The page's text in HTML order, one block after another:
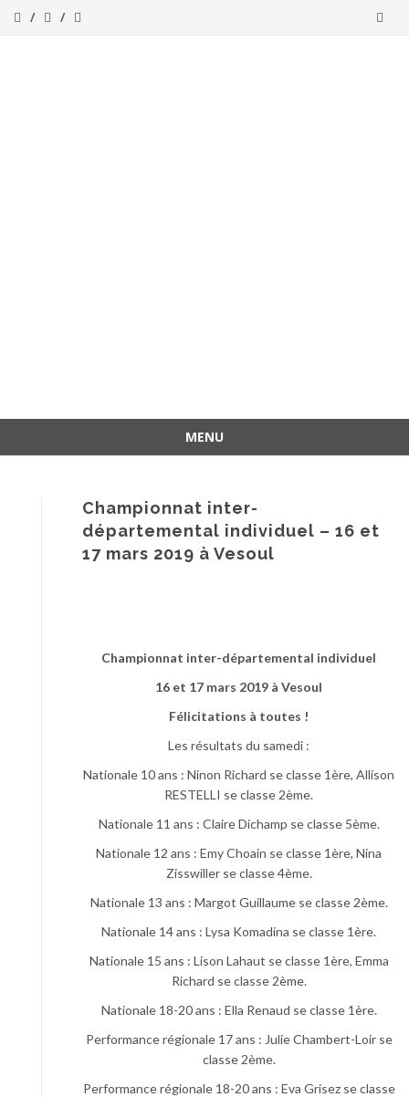
MENU
Championnat inter-
départemental individuel – 16 et
17 mars 2019 à Vesoul
Championnat inter-départemental individuel
16 et 17 mars 2019 à Vesoul
Félicitations à toutes !
Les résultats du samedi :
Nationale 10 ans : Ninon Richard se classe 1ère, Allison
RESTELLI se classe 2ème.
Nationale 11 ans : Claire Dichamp se classe 5ème.
Nationale 12 ans : Emy Choain se classe 1ère, Nina
Zisswiller se classe 4ème.
Nationale 13 ans : Margot Guillaume se classe 2ème.
Nationale 14 ans : Lysa Komadina se classe 1ère.
Nationale 15 ans : Lison Lahaut se classe 1ère, Emma
Richard se classe 2ème.
Nationale 18-20 ans : Ella Renaud se classe 1ère.
Performance régionale 17 ans : Julie Chambert-Loir se
classe 2ème.
Performance régionale 18-20 ans : Eva Grisez se classe